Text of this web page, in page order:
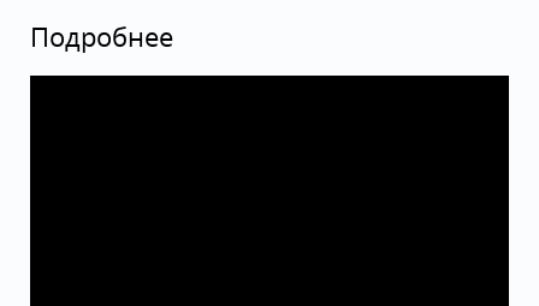
Подробнее